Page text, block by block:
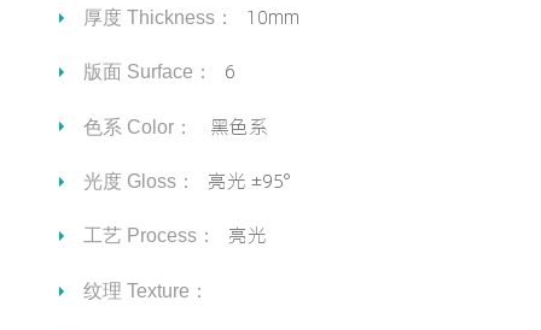
厚度 Thickness： 10mm
版面 Surface： 6
色系 Color： 黑色系
光度 Gloss： 亮光 ±95°
工艺 Process： 亮光
纹理 Texture：